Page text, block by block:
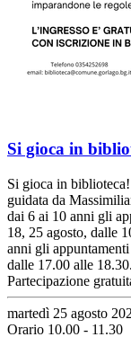
Si gioca in
Si gioca in
guidata da
dai 6 ai 10 anni gli
18, 25 agosto, dalle
anni gli
dalle 17.00 alle
Partecipazione
martedì 25 agosto
Orario 10.00 - 11.30